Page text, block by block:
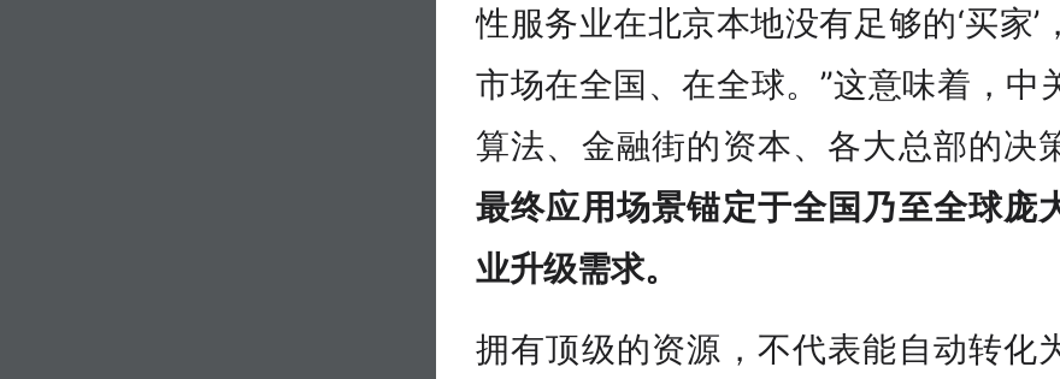
性服务业在北京本地没有足够的‘买家’
市场在全国、在全球。”这意味着，中
算法、金融街的资本、各大总部的决
最终应用场景锚定于全国乃至全球庞
业升级需求。
拥有顶级的资源，不代表能自动转化